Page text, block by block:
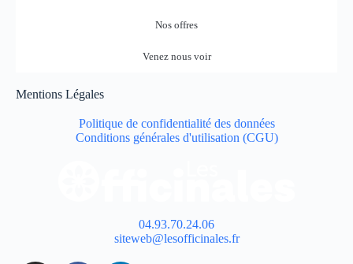
Nos offres
Venez nous voir
Mentions Légales
Politique de confidentialité des données
Conditions générales d'utilisation (CGU)
04.93.70.24.06
siteweb@lesofficinales.fr